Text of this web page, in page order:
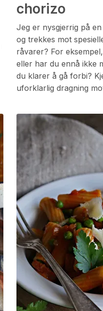
chorizo
Jeg er nysgjerrig på
og trekkes mot
råvarer? For
eller har du ennå ikke
du klarer å gå forbi?
uforklarlig dragning